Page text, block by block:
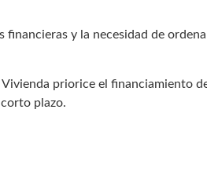
financieras y la necesidad de
priorice el financiamiento
plazo.